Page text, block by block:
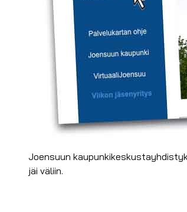
Joensuun
jäi väliin.